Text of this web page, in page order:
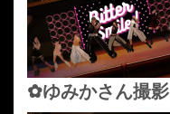
✿ゆみかさん撮影